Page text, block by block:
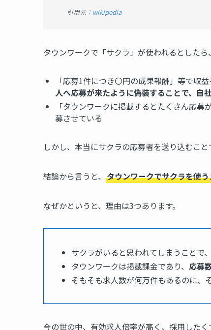
引用元： wikipedia
タウンワークで「サクラ」が使われるとしたら
「応募1件につき〇円の成果報酬」等で収
人へ応募が来たように偽装することで、自
「タウンワークに掲載するとたくさん応
募させている
しかし、本当にサクラの応募者を送り込むこ
結論から言うと、 タウンワークでサクラを使
なぜかというと、理由は3つあります。
サクラがいると思われてしまうことで
タウンワークは掲載課金であり、 応募
そもそも求人数が何万件もあるのに、
今の世の中、有効求人倍率が高く、採用したく